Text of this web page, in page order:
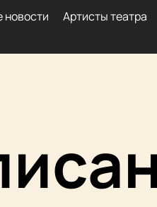
новости
Артисты театра